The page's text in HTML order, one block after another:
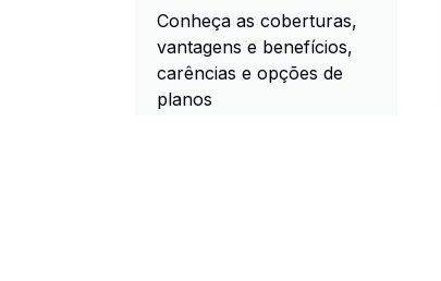
Conheça as coberturas,
vantagens e benefícios,
carências e opções de
planos